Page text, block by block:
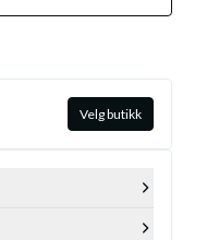
Velg butikk